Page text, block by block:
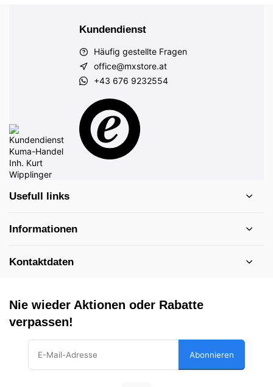
Kundendienst
Häufig gestellte Fragen
office@mxstore.at
+43 676 9232554
Usefull links
Informationen
Kontaktdaten
Nie wieder Aktionen oder Rabatte
verpassen!
Abonnieren